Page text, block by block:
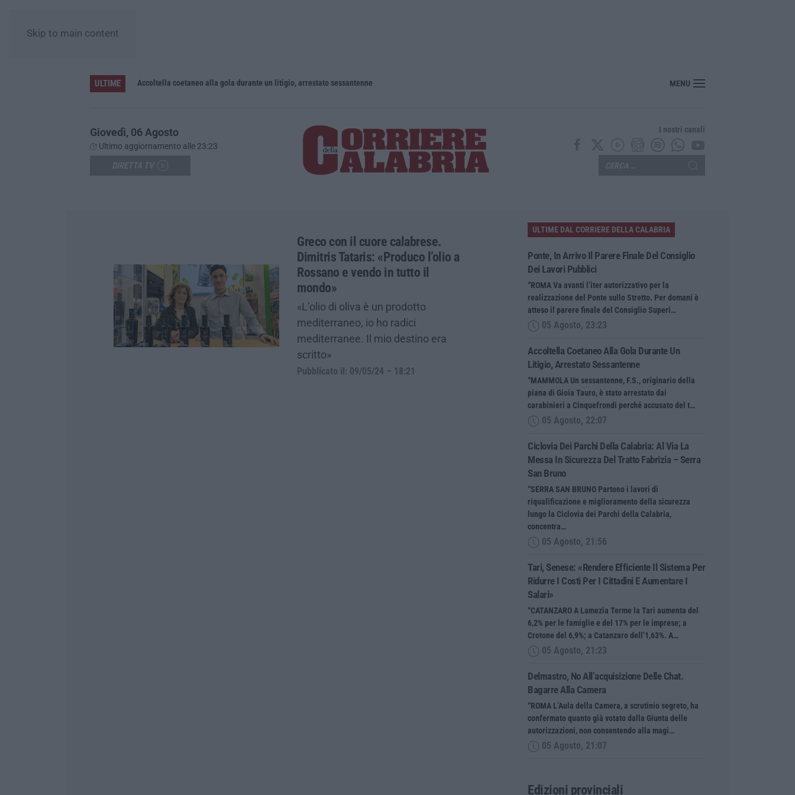
Skip to main content
ULTIME Accoltella coetaneo alla gola durante un litigio, arrestato sessantenne MENU
Giovedì, 06 Agosto
Ultimo aggiornamento alle 23:23
I nostri canali
Greco con il cuore calabrese.
Dimitris Tataris: «Produco l’olio a
Rossano e vendo in tutto il
mondo»
«L’olio di oliva è un prodotto
mediterraneo, io ho radici
mediterranee. Il mio destino era
scritto»
Pubblicato il: 09/05/24 – 18:21
ULTIME DAL CORRIERE DELLA CALABRIA
Ponte, In Arrivo Il Parere Finale Del Consiglio
Dei Lavori Pubblici
“ROMA Va avanti l’iter autorizzativo per la
realizzazione del Ponte sullo Stretto. Per domani è
atteso il parere finale del Consiglio Superi…
05 Agosto, 23:23
Accoltella Coetaneo Alla Gola Durante Un
Litigio, Arrestato Sessantenne
“MAMMOLA Un sessantenne, F.S., originario della
piana di Gioia Tauro, è stato arrestato dai
carabinieri a Cinquefrondi perché accusato del t…
05 Agosto, 22:07
Ciclovia Dei Parchi Della Calabria: Al Via La
Messa In Sicurezza Del Tratto Fabrizia – Serra
San Bruno
“SERRA SAN BRUNO Partono i lavori di
riqualificazione e miglioramento della sicurezza
lungo la Ciclovia dei Parchi della Calabria,
concentra…
05 Agosto, 21:56
Tari, Senese: «Rendere Efficiente Il Sistema Per
Ridurre I Costi Per I Cittadini E Aumentare I
Salari»
“CATANZARO A Lamezia Terme la Tari aumenta del
6,2% per le famiglie e del 17% per le imprese; a
Crotone del 6,9%; a Catanzaro dell’1,63%. A…
05 Agosto, 21:23
Delmastro, No All’acquisizione Delle Chat.
Bagarre Alla Camera
“ROMA L’Aula della Camera, a scrutinio segreto, ha
confermato quanto già votato dalla Giunta delle
autorizzazioni, non consentendo alla magi…
05 Agosto, 21:07
Edizioni provinciali